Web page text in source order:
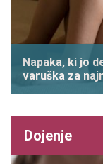
Napaka, ki jo
varuška za
Dojenje